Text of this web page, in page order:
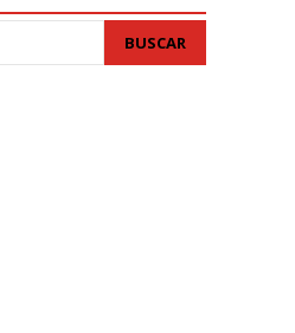
BUSCAR